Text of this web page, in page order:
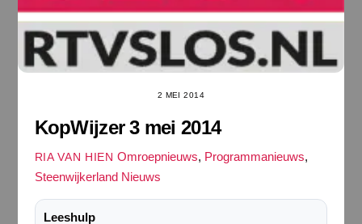
2 MEI 2014
KopWijzer 3 mei 2014
RIA VAN HIEN Omroepnieuws, Programmanieuws,
Steenwijkerland Nieuws
Leeshulp